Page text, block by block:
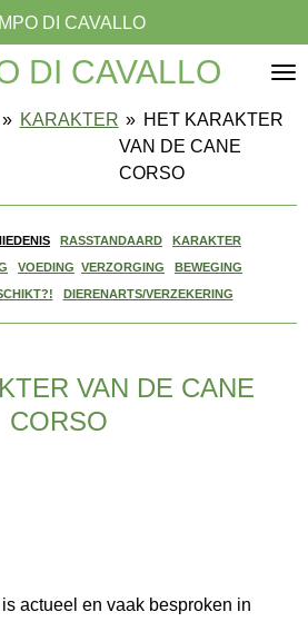
DI CAVALLO
DI CAVALLO
» KARAKTER » HET KARAKTER
VAN DE CANE
CORSO
RASSTANDAARD
KARAKTER
VOEDING VERZORGING
BEWEGING
DIERENARTS/VERZEKERING
VAN DE CANE
CORSO
actueel en vaak besproken in